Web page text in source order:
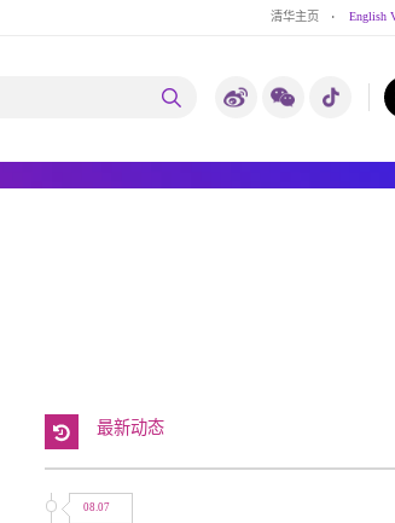
清华主页 · English
最新动态
08.07